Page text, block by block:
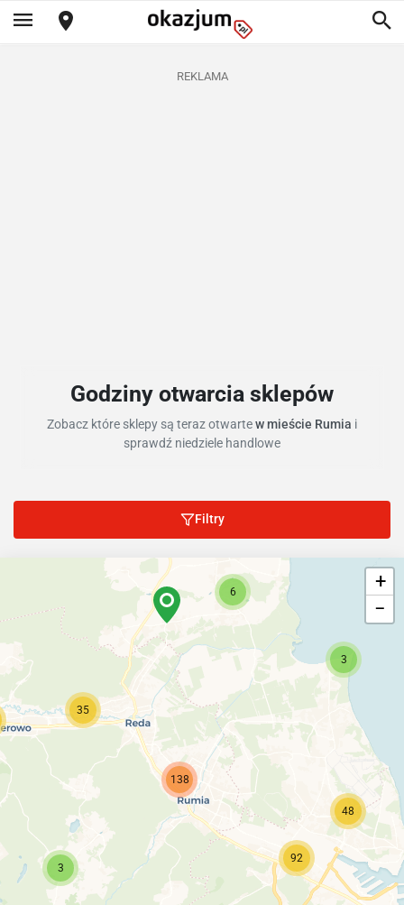
REKLAMA
Godziny otwarcia sklepów
Zobacz które sklepy są teraz otwartew mieście Rumia i
sprawdź niedziele handlowe
Filtry
3
48
35
3
6
138
92
+
−